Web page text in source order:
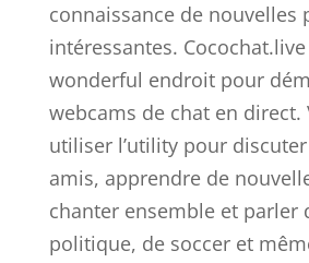
connaissance de nouvelles
intéressantes.
wonderful endroit pour
webcams de chat en direct.
utiliser l’utility pour
amis, apprendre de
chanter ensemble et parler
politique, de soccer et